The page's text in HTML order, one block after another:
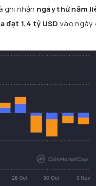
ghi nhận ngày thứ năm
đạt 1,4 tỷ USD vào ngày